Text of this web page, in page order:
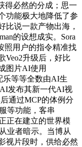
得必然的分成；思一
功能极大地降低了参
比说一款产物出海，
的设想成实。Sora
照用户的指令精准找
Veo2升级后，好比
图片AI使用
乐等等全数由AI生
发布其新一代AI视
通过MCP的体例分
等功能，客串
正在建立的世界模
业者暗示。当博从
视片段时，供给必然